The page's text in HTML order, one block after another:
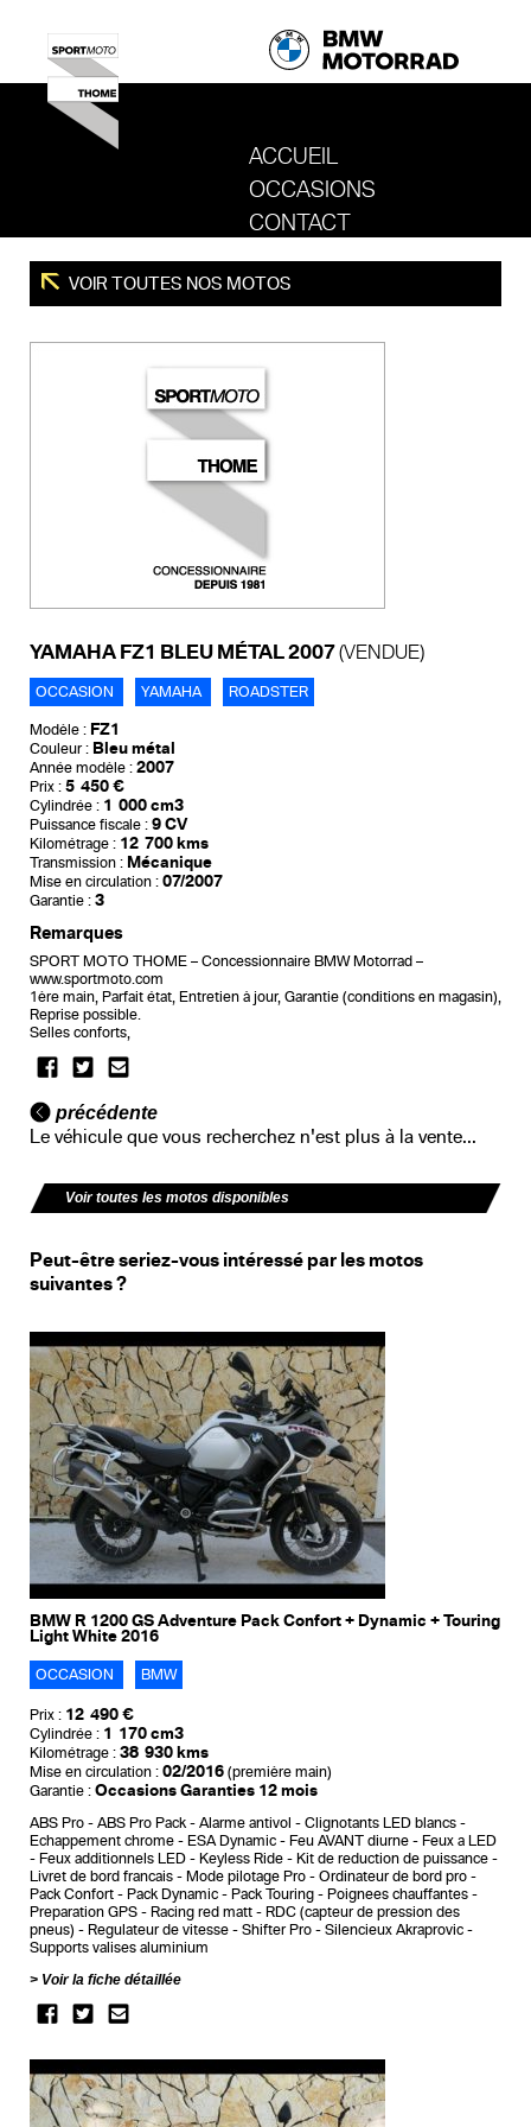
ACCUEIL
REVENIR AU SITE DE SPORT MOTO
OCCASIONS
CONTACT
VOIR TOUTES NOS MOTOS
YAMAHA FZ1 BLEU MÉTAL 2007(VENDUE)
OCCASION YAMAHA ROADSTER
Modèle : FZ1
Couleur : Bleu métal
Année modèle : 2007
Prix : 5 450 €
Cylindrée : 1 000 cm3
Puissance fiscale : 9 CV
Kilométrage : 12 700 kms
Transmission : Mécanique
Mise en circulation : 07/2007
Garantie : 3
Remarques
SPORT MOTO THOME – Concessionnaire BMW Motorrad –
www.sportmoto.com
1ère main, Parfait état, Entretien à jour, Garantie (conditions en magasin),
Reprise possible.
Selles conforts,
précédente
Le véhicule que vous recherchez n'est plus à la vente...
Voir toutes les motos disponibles
Peut-être seriez-vous intéressé par les motos
suivantes ?
BMW R 1200 GS Adventure Pack Confort + Dynamic + Touring
Light White 2016
OCCASION BMW
Prix : 12 490 €
Cylindrée : 1 170 cm3
Kilométrage : 38 930 kms
Mise en circulation : 02/2016 (première main)
Garantie : Occasions Garanties 12 mois
ABS Pro ABS Pro Pack Alarme antivol
Clignotants LED blancs
Echappement chrome
ESA Dynamic Feu AVANT diurne
Feux a LED
Feux additionnels LED
Keyless Ride
Kit de reduction de puissance
Livret de bord francais
Mode pilotage Pro
Ordinateur de bord pro
Pack Confort
Pack Dynamic Pack Touring
Poignees chauffantes
Preparation GPS
Racing red matt
RDC (capteur de pression des
pneus)
Regulateur de vitesse Shifter Pro
Silencieux Akraprovic
Supports valises aluminium
Voir la fiche détaillée